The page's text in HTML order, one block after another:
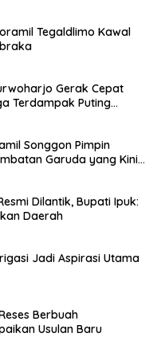
Tegaldlimo Kawal
Gerak Cepat
Terdampak Puting
Songgon Pimpin
Garuda yang Kini
Dilantik, Bupati Ipuk:
Daerah
Jadi Aspirasi Utama
Berbuah
Usulan Baru